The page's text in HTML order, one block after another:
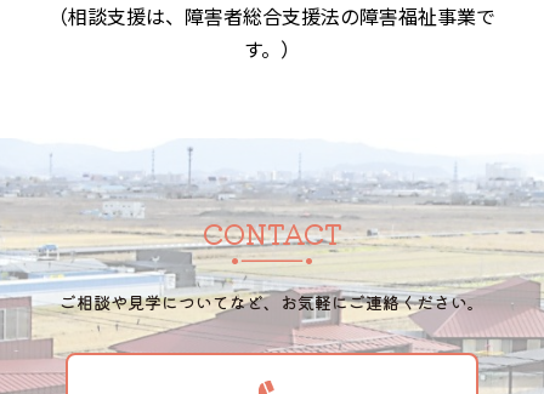
（相談支援は、障害者総合支援法の障害福祉事業で
す。）
CONTACT
ご相談や見学についてなど、お気軽にご連絡ください。